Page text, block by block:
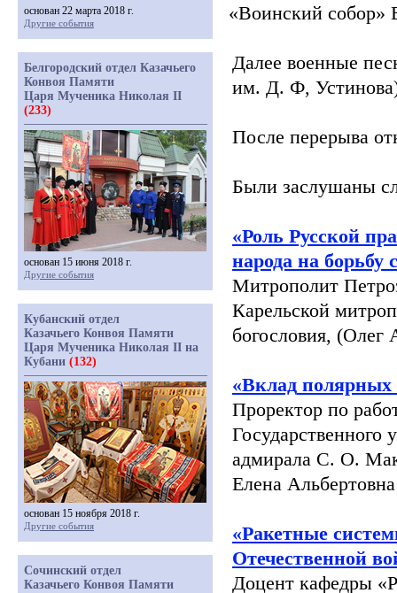
«Воинский собор»
Далее военные
им. Д. Ф,
После перерыва
Были заслушаны
«Роль Русской
народа на
Митрополит
Карельской
богословия, (Олег
«Вклад полярных
Проректор по
Государственного
адмирала С. О.
Елена
«Ракетные
Отечественной
Доцент кафедры
основан 22 марта 2018 г.
Другие события
Белгородский отдел Казачьего
Конвоя Памяти
Царя Мученика Николая II
(233)
основан 15 июня 2018 г.
Другие события
Кубанский отдел
Казачьего Конвоя Памяти
Царя Мученика Николая II на
Кубани (132)
основан 15 ноября 2018 г.
Другие события
Сочинский отдел
Казачьего Конвоя Памяти